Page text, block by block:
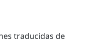
traducidas de